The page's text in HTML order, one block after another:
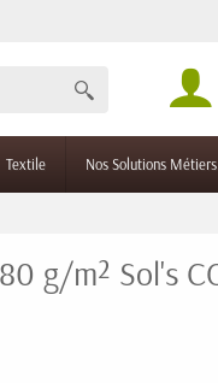
Textile Nos Solutions Métiers
g/m² Sol's